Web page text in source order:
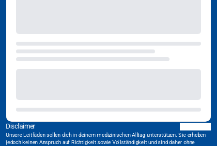
Disclaimer
Unsere Leitfäden sollen dich in deinem medizinischen Alltag unterstützen. Sie erheben
jedoch keinen Anspruch auf Richtigkeit sowie Vollständigkeit und sind daher ohne